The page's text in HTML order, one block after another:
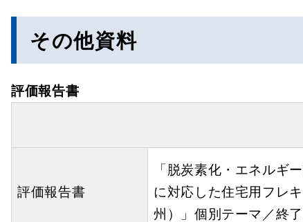
その他資料
評価報告書
評価報告書
「脱炭素化・エネルギ
に対応した住宅用フレ
州）」個別テーマ／終